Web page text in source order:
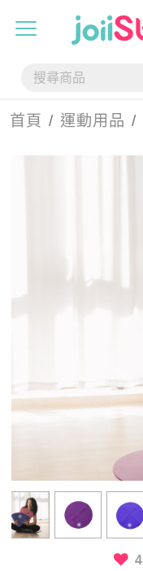
首頁 運動用品
4